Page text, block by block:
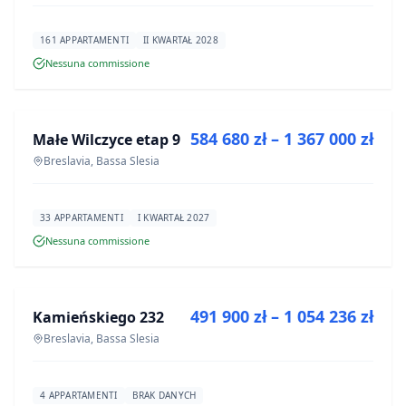
161 APPARTAMENTI II KWARTAŁ 2028
Nessuna commissione
PROGETTO
Małe Wilczyce etap 9
Breslavia, Bassa Slesia
584 680 zł – 1 367 000 zł
33 APPARTAMENTI I KWARTAŁ 2027
Nessuna commissione
PROGETTO
Kamieńskiego 232
Breslavia, Bassa Slesia
491 900 zł – 1 054 236 zł
4 APPARTAMENTI BRAK DANYCH